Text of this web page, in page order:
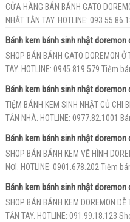
CỬA HÀNG BÁN BÁNH GATO
NHẬT TẬN TAY. HOTLINE:
Bánh kem bánh sinh nhật doremon
SHOP BÁN BÁNH GATO DOREMON
TAY. HOTLINE: 0945.819.579 Tiệm
Bánh kem bánh sinh nhật doremon
TIỆM BÁNH KEM SINH NHẬT CỦ CHI
TẬN NHÀ. HOTLINE: 0977.82.1001
Bánh kem bánh sinh nhật doremon
SHOP BÁN BÁNH KEM VẼ HÌNH
NƠI. HOTLINE: 0901.678.202 Tiệm
Bánh kem bánh sinh nhật
SHOP BÁN BÁNH KEM DOREMON
TẬN TAY. HOTLINE: 091.99.18.123